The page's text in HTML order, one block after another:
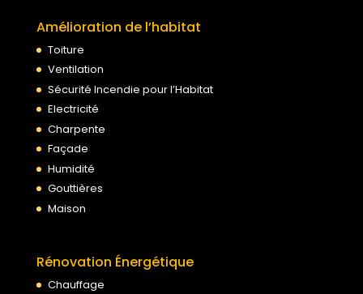
Amélioration de l’habitat
Toiture
Ventilation
Sécurité Incendie pour l’Habitat
Electricité
Charpente
Façade
Humidité
Gouttières
Maison
Rénovation Énergétique
Chauffage